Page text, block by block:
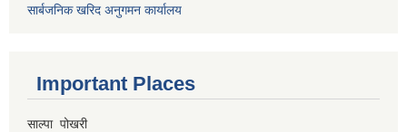
सार्बजनिक खरिद अनुगमन कार्यालय
Important Places
साल्पा पोखरी